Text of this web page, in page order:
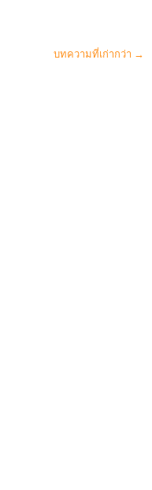
บทความที่เก่ากว่า →